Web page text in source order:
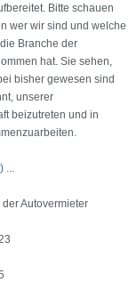
Bitte schauen
wer wir sind und welche
Branche der
hat. Sie sehen,
bisher gewesen sind
unserer
beizutreten und in
...
Autovermieter